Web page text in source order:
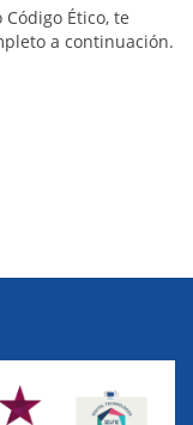
Ético, te
a continuación.